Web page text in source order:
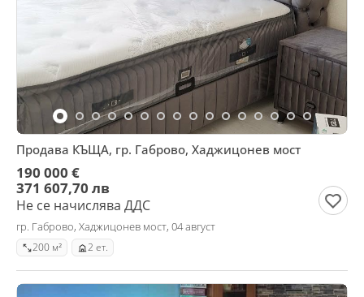
Продава КЪЩА, гр. Габрово, Хаджицонев мост
190 000 €
371 607,70 лв
Не се начислява ДДС
гр. Габрово, Хаджицонев мост, 04 август
200 м² 2 ет.